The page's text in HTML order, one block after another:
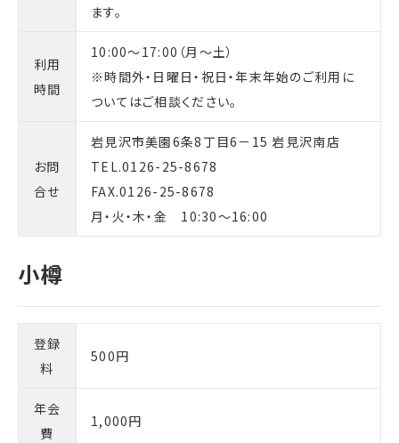
ます。
利用
時間
10:00～17:00（月～土）
※時間外・日曜日・祝日・年末年始のご利用に
ついてはご相談ください。
お問
合せ
岩見沢市美園6条8丁目6－15 岩見沢南店
TEL.0126-25-8678
FAX.0126-25-8678
月・火・木・金 10:30～16:00
登録
料
500円
年会
費
1,000円